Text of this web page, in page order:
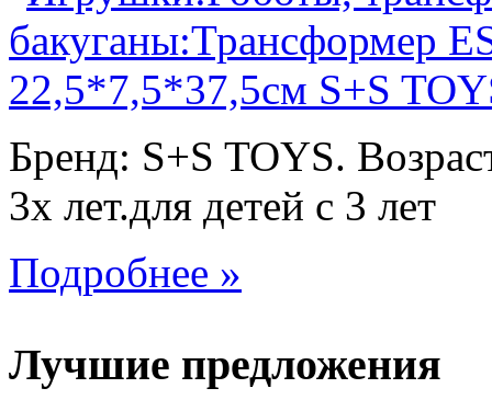
Бренд: S+S TOYS.
3х лет.для детей с 3 лет
Подробнее »
Лучшие предложения